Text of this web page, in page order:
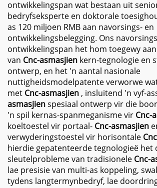
ontwikkelingspan wat bestaan uit
bedryfseksperte en doktorale
as 120 miljoen RMB aan navorsings- en
ontwikkelingsbelegging. Ons
ontwikkelingspan het hom toegewy
van Cnc-asmasjien kern-tegnologie en
ontwerp, en het 'n aantal nasionale
nuttigheidsmodelpatente verworwe
met Cnc-asmasjien , insluitend 'n vyf-
asmasjienspesiaal ontwerp vir die
'n spil kernas-spanmeganisme vir Cnc-
koeltoestel vir portaal- Cnc-asmasjien
verwyderingstoestel vir horisontale
hierdie gepatenteerde tegnologieë het
sleutelprobleme van tradisionele Cnc-
lae presisie van multi-as koppeling,
tydens langtermynbedryf, lae